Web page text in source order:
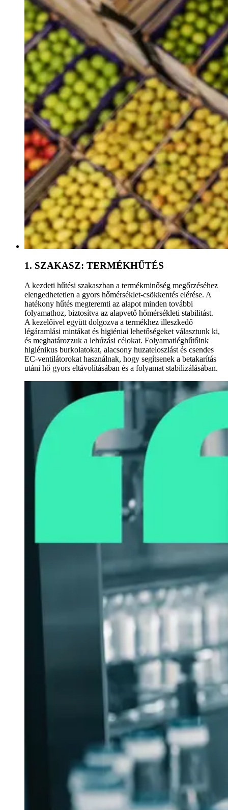
1. SZAKASZ: TERMÉKHŰTÉS
A kezdeti hűtési szakaszban a termékminőség megőrzéséhez
elengedhetetlen a gyors hőmérséklet-csökkentés elérése. A
hatékony hűtés megteremti az alapot minden további
folyamathoz, biztosítva az alapvető hőmérsékleti stabilitást.
A kezelőivel együtt dolgozva a termékhez illeszkedő
légáramlási mintákat és higiéniai lehetőségeket választunk ki,
és meghatározzuk a lehúzási célokat. Folyamatléghűtőink
higiénikus burkolatokat, alacsony huzateloszlást és csendes
EC-ventilátorokat használnak, hogy segítsenek a betakarítás
utáni hő gyors eltávolításában és a folyamat stabilizálásában.